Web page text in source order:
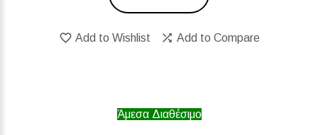
Add to Wishlist Add to Compare
Άμεσα Διαθέσιμο